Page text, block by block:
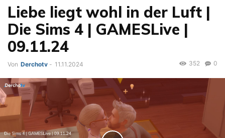
Liebe liegt wohl in der Luft |
Die Sims 4 | GAMESLive |
09.11.24
Von Derchotv - 11.11.2024 0
352